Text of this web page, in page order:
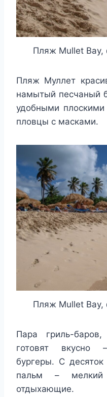
Пляж Mullet Bay,
Пляж Муллет
намытый песчаный
удобными
пловцы с масками.
Пляж Mullet Bay,
Пара гриль-баров,
готовят вкусно
бургеры. С
пальм –
отдыхающие.